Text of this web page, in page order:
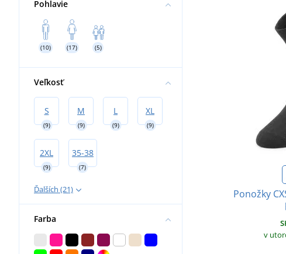
Pohlavie
(10) (17) (5)
Veľkosť
S
(9)
M
(9)
L
(9)
XL
(9)
2XL
(9)
35-38
(7)
Ďalších (21)
Farba
Ponožky
v